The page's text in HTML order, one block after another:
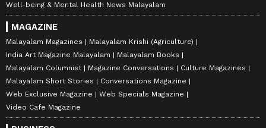
Well-being & Mental Health News Malayalam
MAGAZINE
Malayalam Magazines
Malayalam Krishi (Agriculture)
India Art Magazine Malayalam
Malayalam Books
Malayalam Columnist
Magazine Conversations
Culture Magazines
Malayalam Short Stories
Conversations Magazine
Web Exclusive Magazine
Web Specials Magazine
Video Cafe Magazine